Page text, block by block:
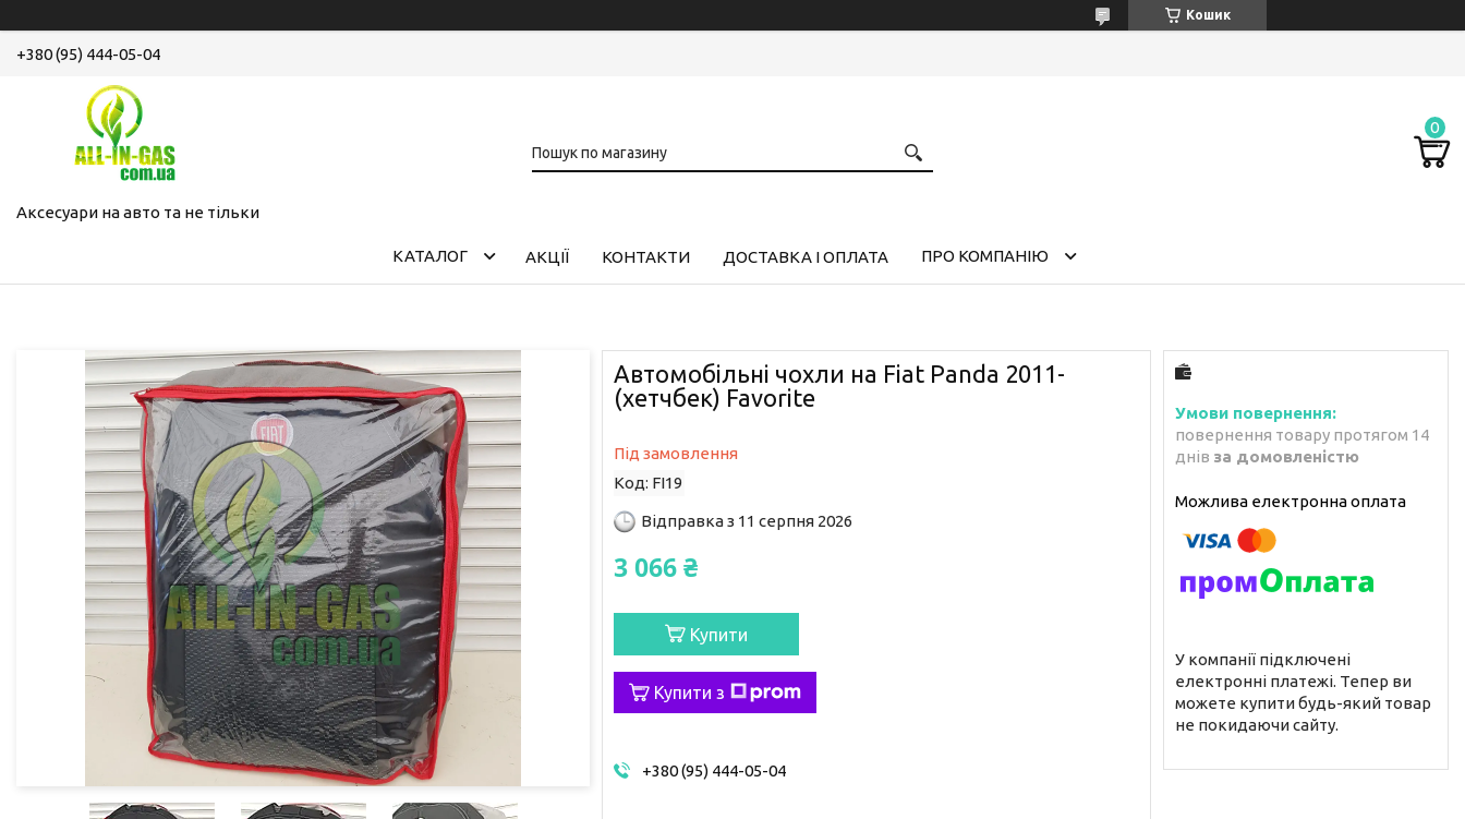
Кошик
+380 (95) 444-05-04
Аксесуари на авто та не тільки
КАТАЛОГ АКЦІЇ КОНТАКТИ ДОСТАВКА І ОПЛАТА ПРО КОМПАНІЮ
Автомобільні чохли на Fiat Panda 2011-
(хетчбек) Favorite
Під замовлення
Код: FI19
Відправка з 11 серпня 2026
3 066 ₴
Купити
Купити з
+380 (95) 444-05-04
повернення товару протягом 14
днів за домовленістю
У компанії підключені
електронні платежі. Тепер ви
можете купити будь-який товар
не покидаючи сайту.